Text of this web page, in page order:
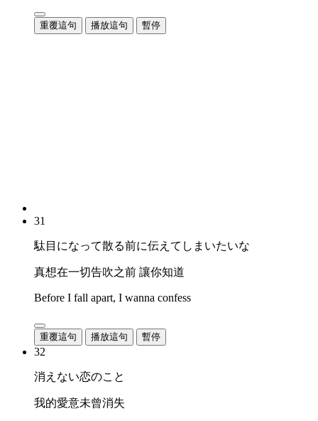
重覆這句 播放這句 暫停
31
駄目になって散る前に伝えてしまいたいな
真想在一切告吹之前 讓你知道
Before I fall apart, I wanna confess
重覆這句 播放這句 暫停
32
消えない恋のこと
我的愛意未曾消失